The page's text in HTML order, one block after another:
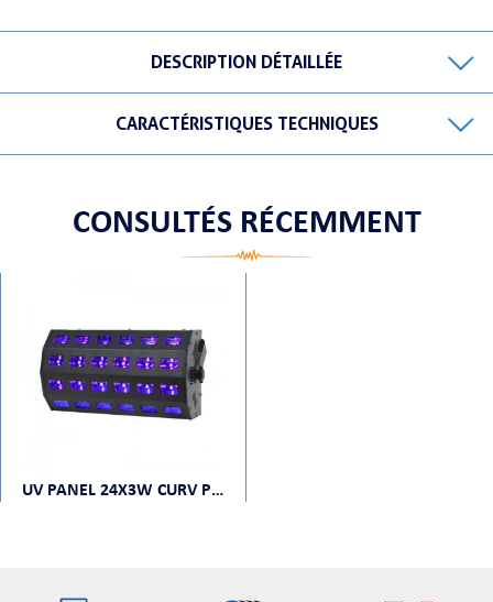
DESCRIPTION DÉTAILLÉE
CARACTÉRISTIQUES TECHNIQUES
CONSULTÉS RÉCEMMENT
UV PANEL 24X3W CURV POWER LIGHTING